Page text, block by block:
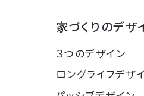
家づくりのデザ
３つのデザイン
ロングライフデザ